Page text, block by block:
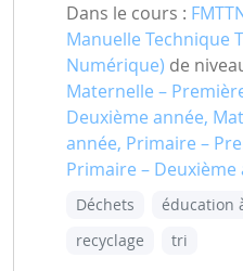
Dans le cours :
Manuelle Technique
Numérique) de
Maternelle –
Deuxième année,
année, Primaire –
Primaire – Deuxième
Déchets
éducation
recyclage
tri